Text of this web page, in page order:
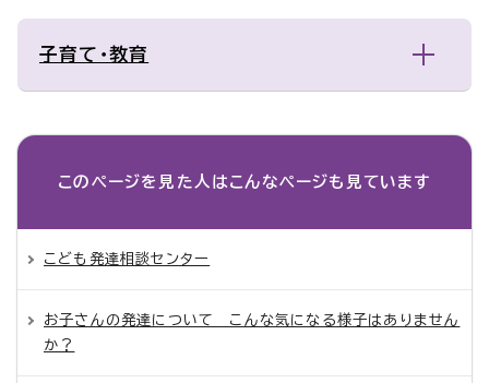
子育て・教育
このページを見た人は こんなページも見ています
こども発達相談センター
お子さんの発達について こんな気になる様子はありません
か？